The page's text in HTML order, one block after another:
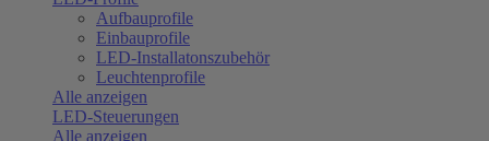
Aufbauprofile
Einbauprofile
LED-Installatonszubehör
Leuchtenprofile
Alle anzeigen
LED-Steuerungen
Alle anzeigen